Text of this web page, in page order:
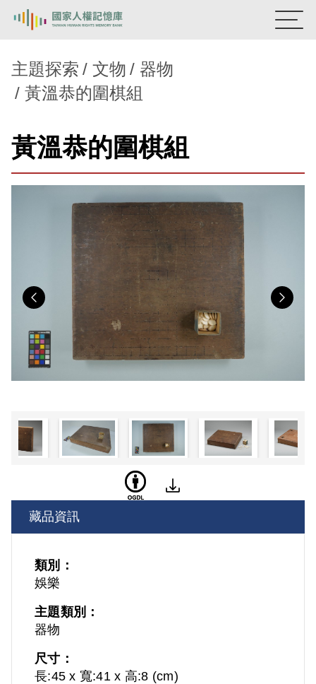
熱門關鍵字：陳孟和 李舜治
主題探索
背景知識
主題探索 文物
器物
黃溫恭的圍棋組
黃溫恭的圍棋組
藏品資訊
類別：
娛樂
主題類別：
器物
尺寸：
長:45 x 寬:41 x 高:8 (cm)